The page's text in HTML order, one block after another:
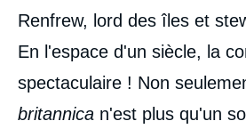
Renfrew, lord des îles et
En l'espace d'un siècle, la
spectaculaire ! Non
britannica n'est plus qu'un